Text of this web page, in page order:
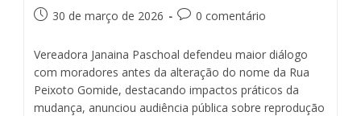
30 de março de 2026 0 comentário
Vereadora Janaina Paschoal defendeu maior diálogo
com moradores antes da alteração do nome da Rua
Peixoto Gomide, destacando impactos práticos da
mudança, anunciou audiência pública sobre reprodução